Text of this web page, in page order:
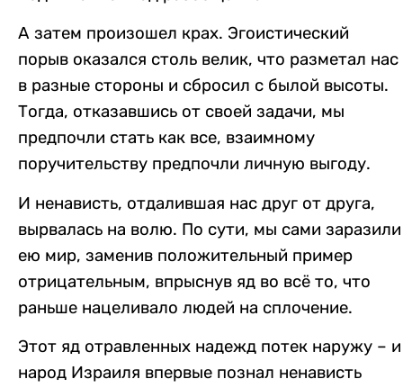
А затем произошел крах. Эгоистический
порыв оказался столь велик, что разметал нас
в разные стороны и сбросил с былой высоты.
Тогда, отказавшись от своей задачи, мы
предпочли стать как все, взаимному
поручительству предпочли личную выгоду.
И ненависть, отдалившая нас друг от друга,
вырвалась на волю. По сути, мы сами заразили
ею мир, заменив положительный пример
отрицательным, впрыснув яд во всё то, что
раньше нацеливало людей на сплочение.
Этот яд отравленных надежд потек наружу – и
народ Израиля впервые познал ненависть